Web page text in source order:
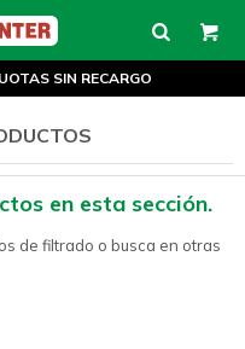
SIN RECARGO
en esta sección.
de filtrado o busca en otras